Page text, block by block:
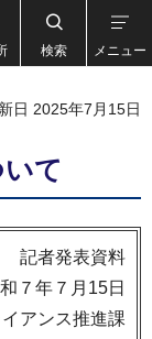
検索 メニュー
日 2025年7月15日
て
記者発表資料
７年７月15日
アンス推進課